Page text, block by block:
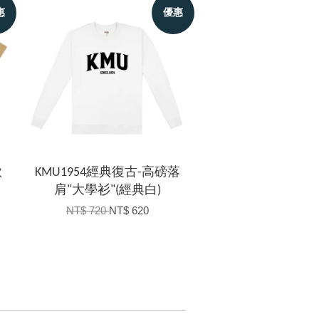
優惠
KMU1954經典復古-高磅落
肩"大學衫"(經典白)
NT$ 720NT$ 620